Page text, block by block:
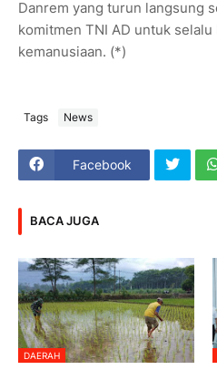
Danrem yang turun langsung
komitmen TNI AD untuk
kemanusiaan. (*)
Tags News
Facebook
BACA JUGA
DAERAH